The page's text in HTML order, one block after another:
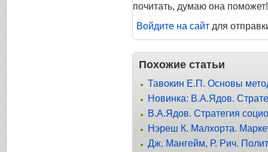
почитать, думаю она
Войдите на сайт для
Похожие статьи
Тавокин Е.П. Основы
Новинка: В.А.Ядов.
В.А.Ядов. Стратегия
Нэреш К. Малхорта.
Дж. Мангейм, Р. Рич.